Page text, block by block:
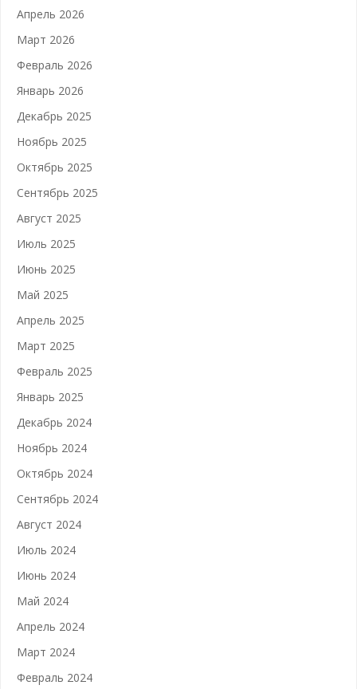
Апрель 2026
Март 2026
Февраль 2026
Январь 2026
Декабрь 2025
Ноябрь 2025
Октябрь 2025
Сентябрь 2025
Август 2025
Июль 2025
Июнь 2025
Май 2025
Апрель 2025
Март 2025
Февраль 2025
Январь 2025
Декабрь 2024
Ноябрь 2024
Октябрь 2024
Сентябрь 2024
Август 2024
Июль 2024
Июнь 2024
Май 2024
Апрель 2024
Март 2024
Февраль 2024